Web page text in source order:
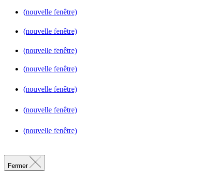
(nouvelle fenêtre)
(nouvelle fenêtre)
(nouvelle fenêtre)
(nouvelle fenêtre)
(nouvelle fenêtre)
(nouvelle fenêtre)
(nouvelle fenêtre)
Fermer